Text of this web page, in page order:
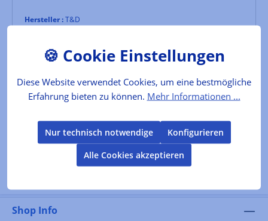
mit 2 Teilen kaltem Wasser aufsetzen, nach kurzem
Aufkochen den Herd abschalten und noch circa 10
Hersteller :T&D
7,90 €*
Shop Info
Diese Website verwendet Cookies, um eine bestmögliche
Erfahrung bieten zu können. Mehr Informationen ...
Nur technisch notwendige
Konfigurieren
Alle Cookies akzeptieren